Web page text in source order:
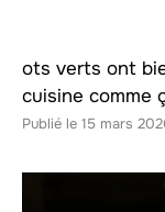
ots verts ont
cuisine comme
15 mars